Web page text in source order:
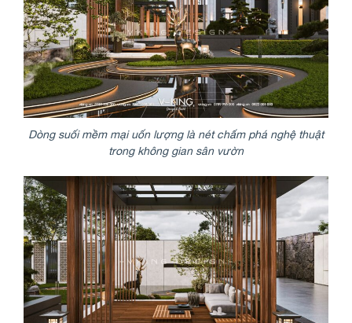
Dòng suối mềm mại uốn lượng là nét chấm phá nghệ thuật
trong không gian sân vườn